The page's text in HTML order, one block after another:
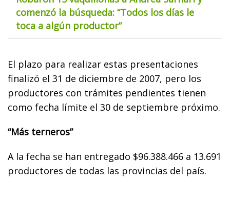
comenzó la búsqueda: “Todos los días le
toca a algún productor”
El plazo para realizar estas presentaciones
finalizó el 31 de diciembre de 2007, pero los
productores con trámites pendientes tienen
como fecha límite el 30 de septiembre próximo.
“Más terneros”
A la fecha se han entregado $96.388.466 a 13.691
productores de todas las provincias del país.